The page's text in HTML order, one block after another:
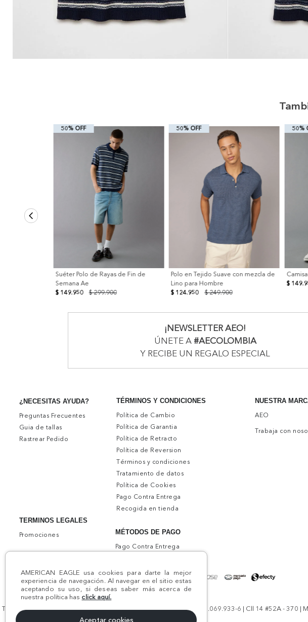
AMERICAN EAGLE usa cookies para darte la mejor
experiencia de navegación. Al navegar en el sitio estas
aceptando su uso, si deseas saber más acerca de
nuestra política has click aquí.
Aceptar cookies
50% OFF
Suéter Polo de Rayas de Fin de
Semana Ae
$ 299.900
$ 149.950
50% OFF
Polo en Tejido Suave con mezcla de
Lino para Hombre
$ 249.900
$ 124.950
50%
$
¡NEWSLETTER AEO!
ÚNETE A #AECOLOMBIA
Y RECIBE UN REGALO ESPECIAL
¿NECESITAS AYUDA?
Preguntas Frecuentes
Guia de tallas
Rastrear Pedido
TERMINOS LEGALES
Promociones
TÉRMINOS Y CONDICIONES
Política de Cambio
Política de Garantia
Política de Retracto
Política de Reversion
Términos y condiciones
Tratamiento de datos
Política de Cookies
Pago Contra Entrega
Recogida en tienda
NUESTRA
AEO
Trabaja con
MÉTODOS DE PAGO
Pago Contra Entrega
Todos los derechos reservados AE 2024 | Comodín S.A.S | NIT:800.069.933-6 | Cll 14 #52A - 370 |